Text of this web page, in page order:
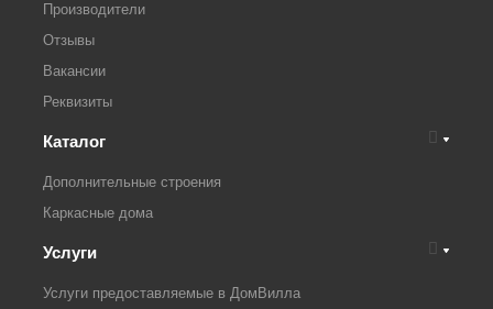
Производители
Отзывы
Вакансии
Реквизиты
Каталог
Дополнительные строения
Каркасные дома
Услуги
Услуги предоставляемые в ДомВилла